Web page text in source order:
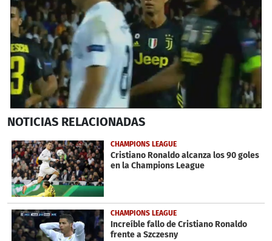
seconds
2
minutes,
41
seconds
NOTICIAS RELACIONADAS
CHAMPIONS LEAGUE
Cristiano Ronaldo alcanza los 90 goles
en la Champions League
CHAMPIONS LEAGUE
Increíble fallo de Cristiano Ronaldo
frente a Szczesny